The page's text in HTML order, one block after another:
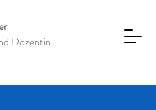
Dozentin